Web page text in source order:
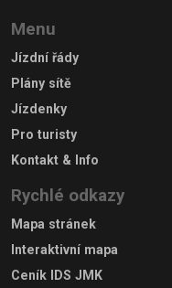
Menu
Jízdní řády
Plány sítě
Jízdenky
Pro turisty
Kontakt & Info
Rychlé odkazy
Mapa stránek
Interaktivní mapa
Ceník IDS JMK